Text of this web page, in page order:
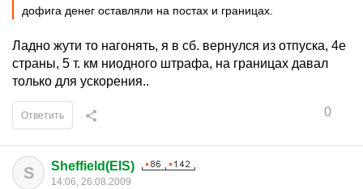
дофига денег оставляли на постах и границах.
Ладно жути то нагонять, я в сб. вернулся из отпуска, 4е
страны, 5 т. км ниодного штрафа, на границах давал
только для ускорения..
0
Ответить
S Sheffield(EIS)
14:06, 26.08.2009